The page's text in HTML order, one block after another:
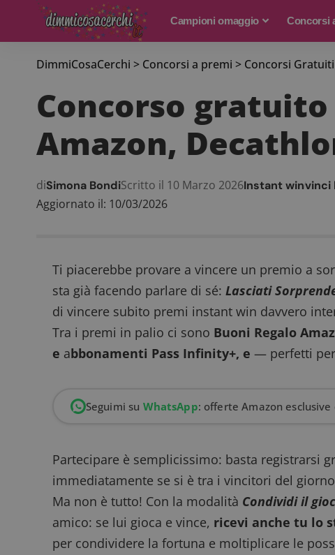
Campioni omaggio Concorsi
DimmiCosaCerchi > Concorsi a premi > Concorsi Gratuiti
Concorso
Amazon,
Aggiornato il: 10/03/2026
diSimona BondiScritto il 10 Marzo 2026Instant winvinci
Ti piacerebbe provare a vincere un premio a
sta già facendo parlare di sé:Lasciati
di vincere subito premi instant win davvero
Tra i premi in palio ci sono Buoni Regalo
e abbonamenti Pass Infinity+, e— perfetti
Seguimi su WhatsApp: offerte Amazon
Partecipare è semplicissimo: basta registrarsi
immediatamente se si è tra i vincitori del
Ma non è tutto! Con la modalità Condividi il
amico: se lui gioca e vince, ricevi anche tu lo
per condividere la fortuna e moltiplicare le